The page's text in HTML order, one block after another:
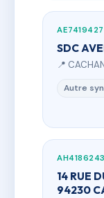
AE7419427
SDC
📍
Autre
AH4186243
14 RUE
94230